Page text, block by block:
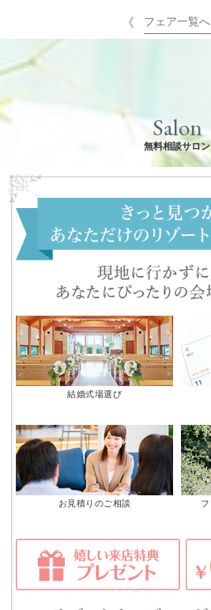
フェア一覧
Salon
無料相談サロン
結婚式場選び
お見積りのご相談